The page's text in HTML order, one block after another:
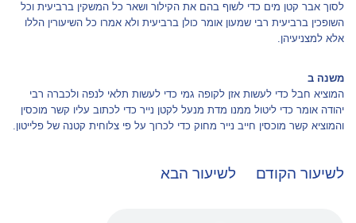
לסוך אבר קטן מים כדי לשוף בהם את הקילור ושאר כל המשקין ברביעית וכל
השופכין ברביעית רבי שמעון אומר כולן ברביעית ולא אמרו כל השיעורין הללו
אלא למצניעיהן.
משנה ב
המוציא חבל כדי לעשות אזן לקופה גמי כדי לעשות תלאי לנפה ולכברה רבי
יהודה אומר כדי ליטול ממנו מדת מנעל לקטן נייר כדי לכתוב עליו קשר מוכסין
והמוציא קשר מוכסין חייב נייר מחוק כדי לכרוך על פי צלוחית קטנה של פלייטון.
לשיעור הקודם לשיעור הבא